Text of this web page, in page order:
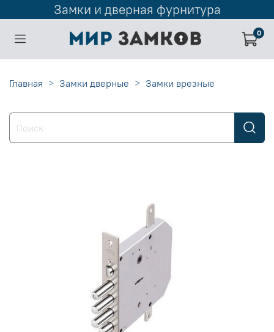
Замки и дверная фурнитура
0
Главная Замки дверные Замки врезные